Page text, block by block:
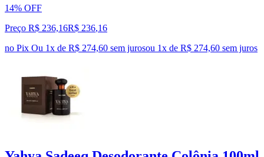
14% OFF
Preço R$ 236,16R$ 236,16
no Pix Ou 1x de R$ 274,60 sem jurosou 1x de R$ 274,60 sem juros